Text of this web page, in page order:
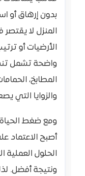
بدون إرهاق أو
المنزل لا يقتصر
الأرضيات أو
واضحة تشمل
المطابخ،
والزوايا التي
ومع ضغط الحياة
أصبح الاعتماد
الحلول العملية
ونتيجة أفضل.